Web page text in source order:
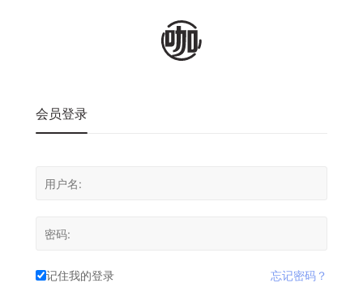
会员登录
记住我的登录 忘记密码？